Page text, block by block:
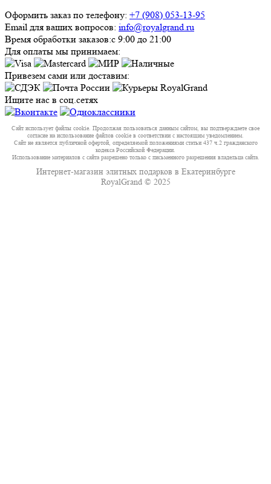
Оформить заказ по телефону: +7 (908) 053-13-95
Email для ваших вопросов: info@royalgrand.ru
Время обработки заказов:с 9:00 до 21:00
Для оплаты мы принимаем:
Привезем сами или доставим:
Ищите нас в соц.сетях
Сайт использует файлы cookie. Продолжая пользоваться данным сайтом, вы подтверждаете свое
согласие на использование файлов cookie в соответствии с настоящим уведомлением.
Сайт не является публичной офертой, определяемой положениями статьи 437 ч.2 гражданского
кодекса Российской Федерации.
Использование материалов с сайта разрешено только с письменного разрешения владельца сайта.
Интернет-магазин элитных подарков в Екатеринбурге
RoyalGrand © 2025